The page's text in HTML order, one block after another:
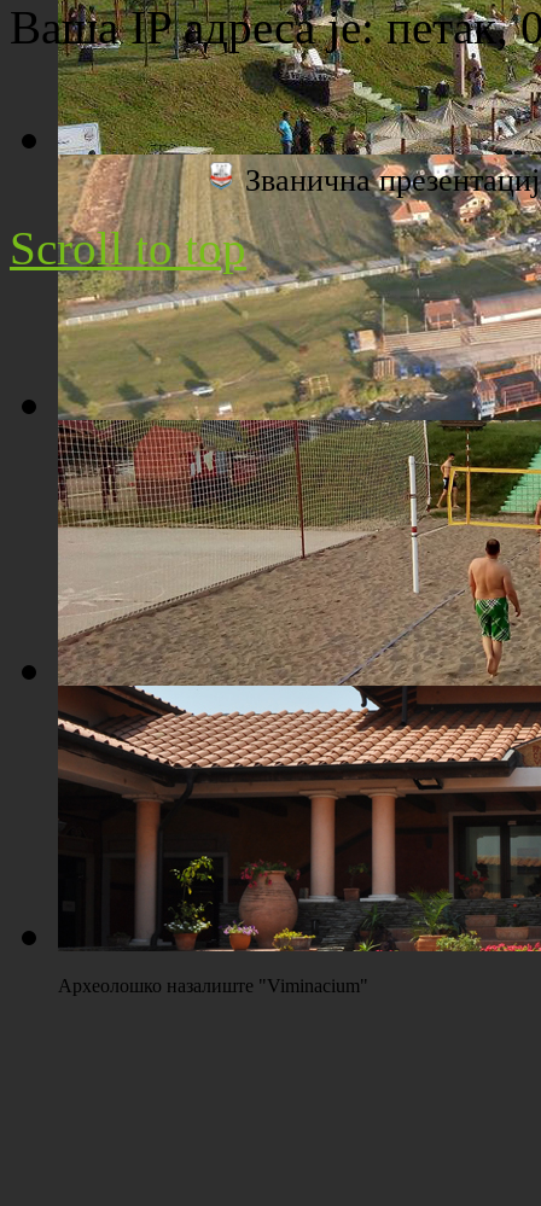
Плажа "Топољар" - Поглед са торња
Плажа "Топољар" - Поглед из ваздуха
Плажа "Топољар" - Терени на песку
Археолошко назалиште "Viminacium"
Ваша IP адреса је:петак,
Званична
Scroll to top